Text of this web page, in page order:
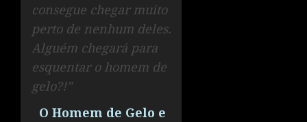
consegue chegar muito
perto de nenhum deles.
Alguém chegará para
esquentar o homem de
gelo?!”
O Homem de Gelo e